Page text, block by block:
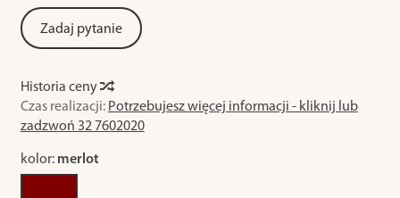
Zadaj pytanie
Historia ceny
Czas realizacji: Potrzebujesz więcej informacji - kliknij lub
zadzwoń 32 7602020
kolor: merlot